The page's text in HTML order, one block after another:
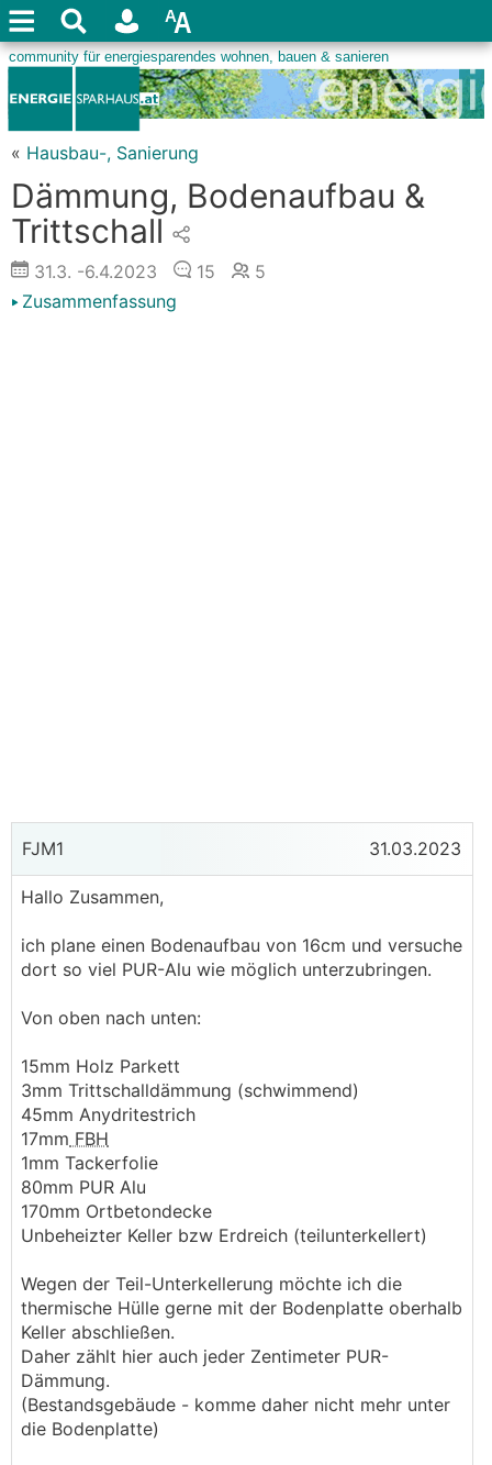
« Hausbau-, Sanierung
Dämmung, Bodenaufbau &
Trittschall
31.3. -6.4.2023 15
5
Zusammenfassung
FJM1 31.03.2023
Hallo Zusammen,
ich plane einen Bodenaufbau von 16cm und versuche
dort so viel PUR-Alu wie möglich unterzubringen.
Von oben nach unten:
15mm Holz Parkett
3mm Trittschalldämmung (schwimmend)
45mm Anydritestrich
17mm FBH
1mm Tackerfolie
80mm PUR Alu
170mm Ortbetondecke
Unbeheizter Keller bzw Erdreich (teilunterkellert)
Wegen der Teil-Unterkellerung möchte ich die
thermische Hülle gerne mit der Bodenplatte oberhalb
Keller abschließen.
Daher zählt hier auch jeder Zentimeter PUR-
Dämmung.
(Bestandsgebäude - komme daher nicht mehr unter
die Bodenplatte)